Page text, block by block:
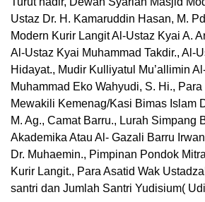
Ustaz Dr. H. Kamaruddin Hasan, M.
Modern Kurir Langit Al-Ustaz Kyai A.
Al-Ustaz Kyai Muhammad Takdir., Al-
Hidayat., Mudir Kulliyatul Mu’allimin
Muhammad Eko Wahyudi, S. Hi.,
Mewakili Kemenag/Kasi Bimas Islam
M. Ag., Camat Barru., Lurah Simpang
Akademika Atau Al- Gazali Barru
Dr. Muhaemin., Pimpinan Pondok
Kurir Langit., Para Asatid Wak
santri dan Jumlah Santri Yudisium(